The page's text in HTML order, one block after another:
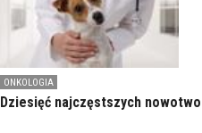
ONKOLOGIA
Dziesięć najczęstszych